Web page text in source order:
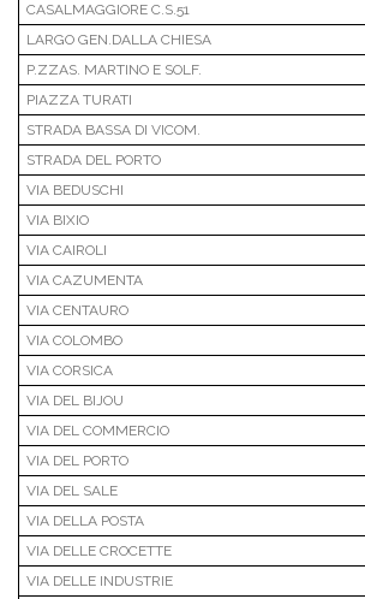
CASALMAGGIORE C.S.51
LARGO GEN.DALLA CHIESA
P.ZZAS. MARTINO E SOLF.
PIAZZA TURATI
STRADA BASSA DI VICOM.
STRADA DEL PORTO
VIA BEDUSCHI
VIA BIXIO
VIA CAIROLI
VIA CAZUMENTA
VIA CENTAURO
VIA COLOMBO
VIA CORSICA
VIA DEL BIJOU
VIA DEL COMMERCIO
VIA DEL PORTO
VIA DEL SALE
VIA DELLA POSTA
VIA DELLE CROCETTE
VIA DELLE INDUSTRIE